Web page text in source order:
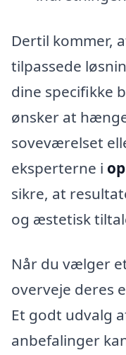
Dertil kommer,
tilpassede
dine specifikke
ønsker at
soveværelset
eksperterne i
sikre, at
og æstetisk
Når du vælger
overveje deres
Et godt udvalg
anbefalinger